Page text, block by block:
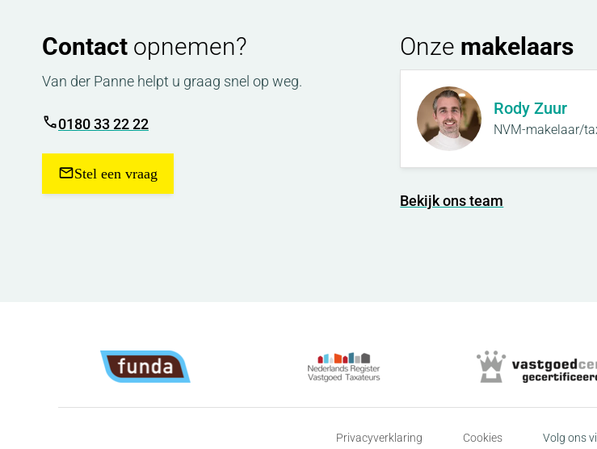
Contact opnemen?
Van der Panne helpt u graag snel op weg.
0180 33 22 22
Stel een vraag
Onze makelaars
Rody Zuur
NVM-makelaar/
Bekijk ons team
Privacyverklaring Cookies Volg ons